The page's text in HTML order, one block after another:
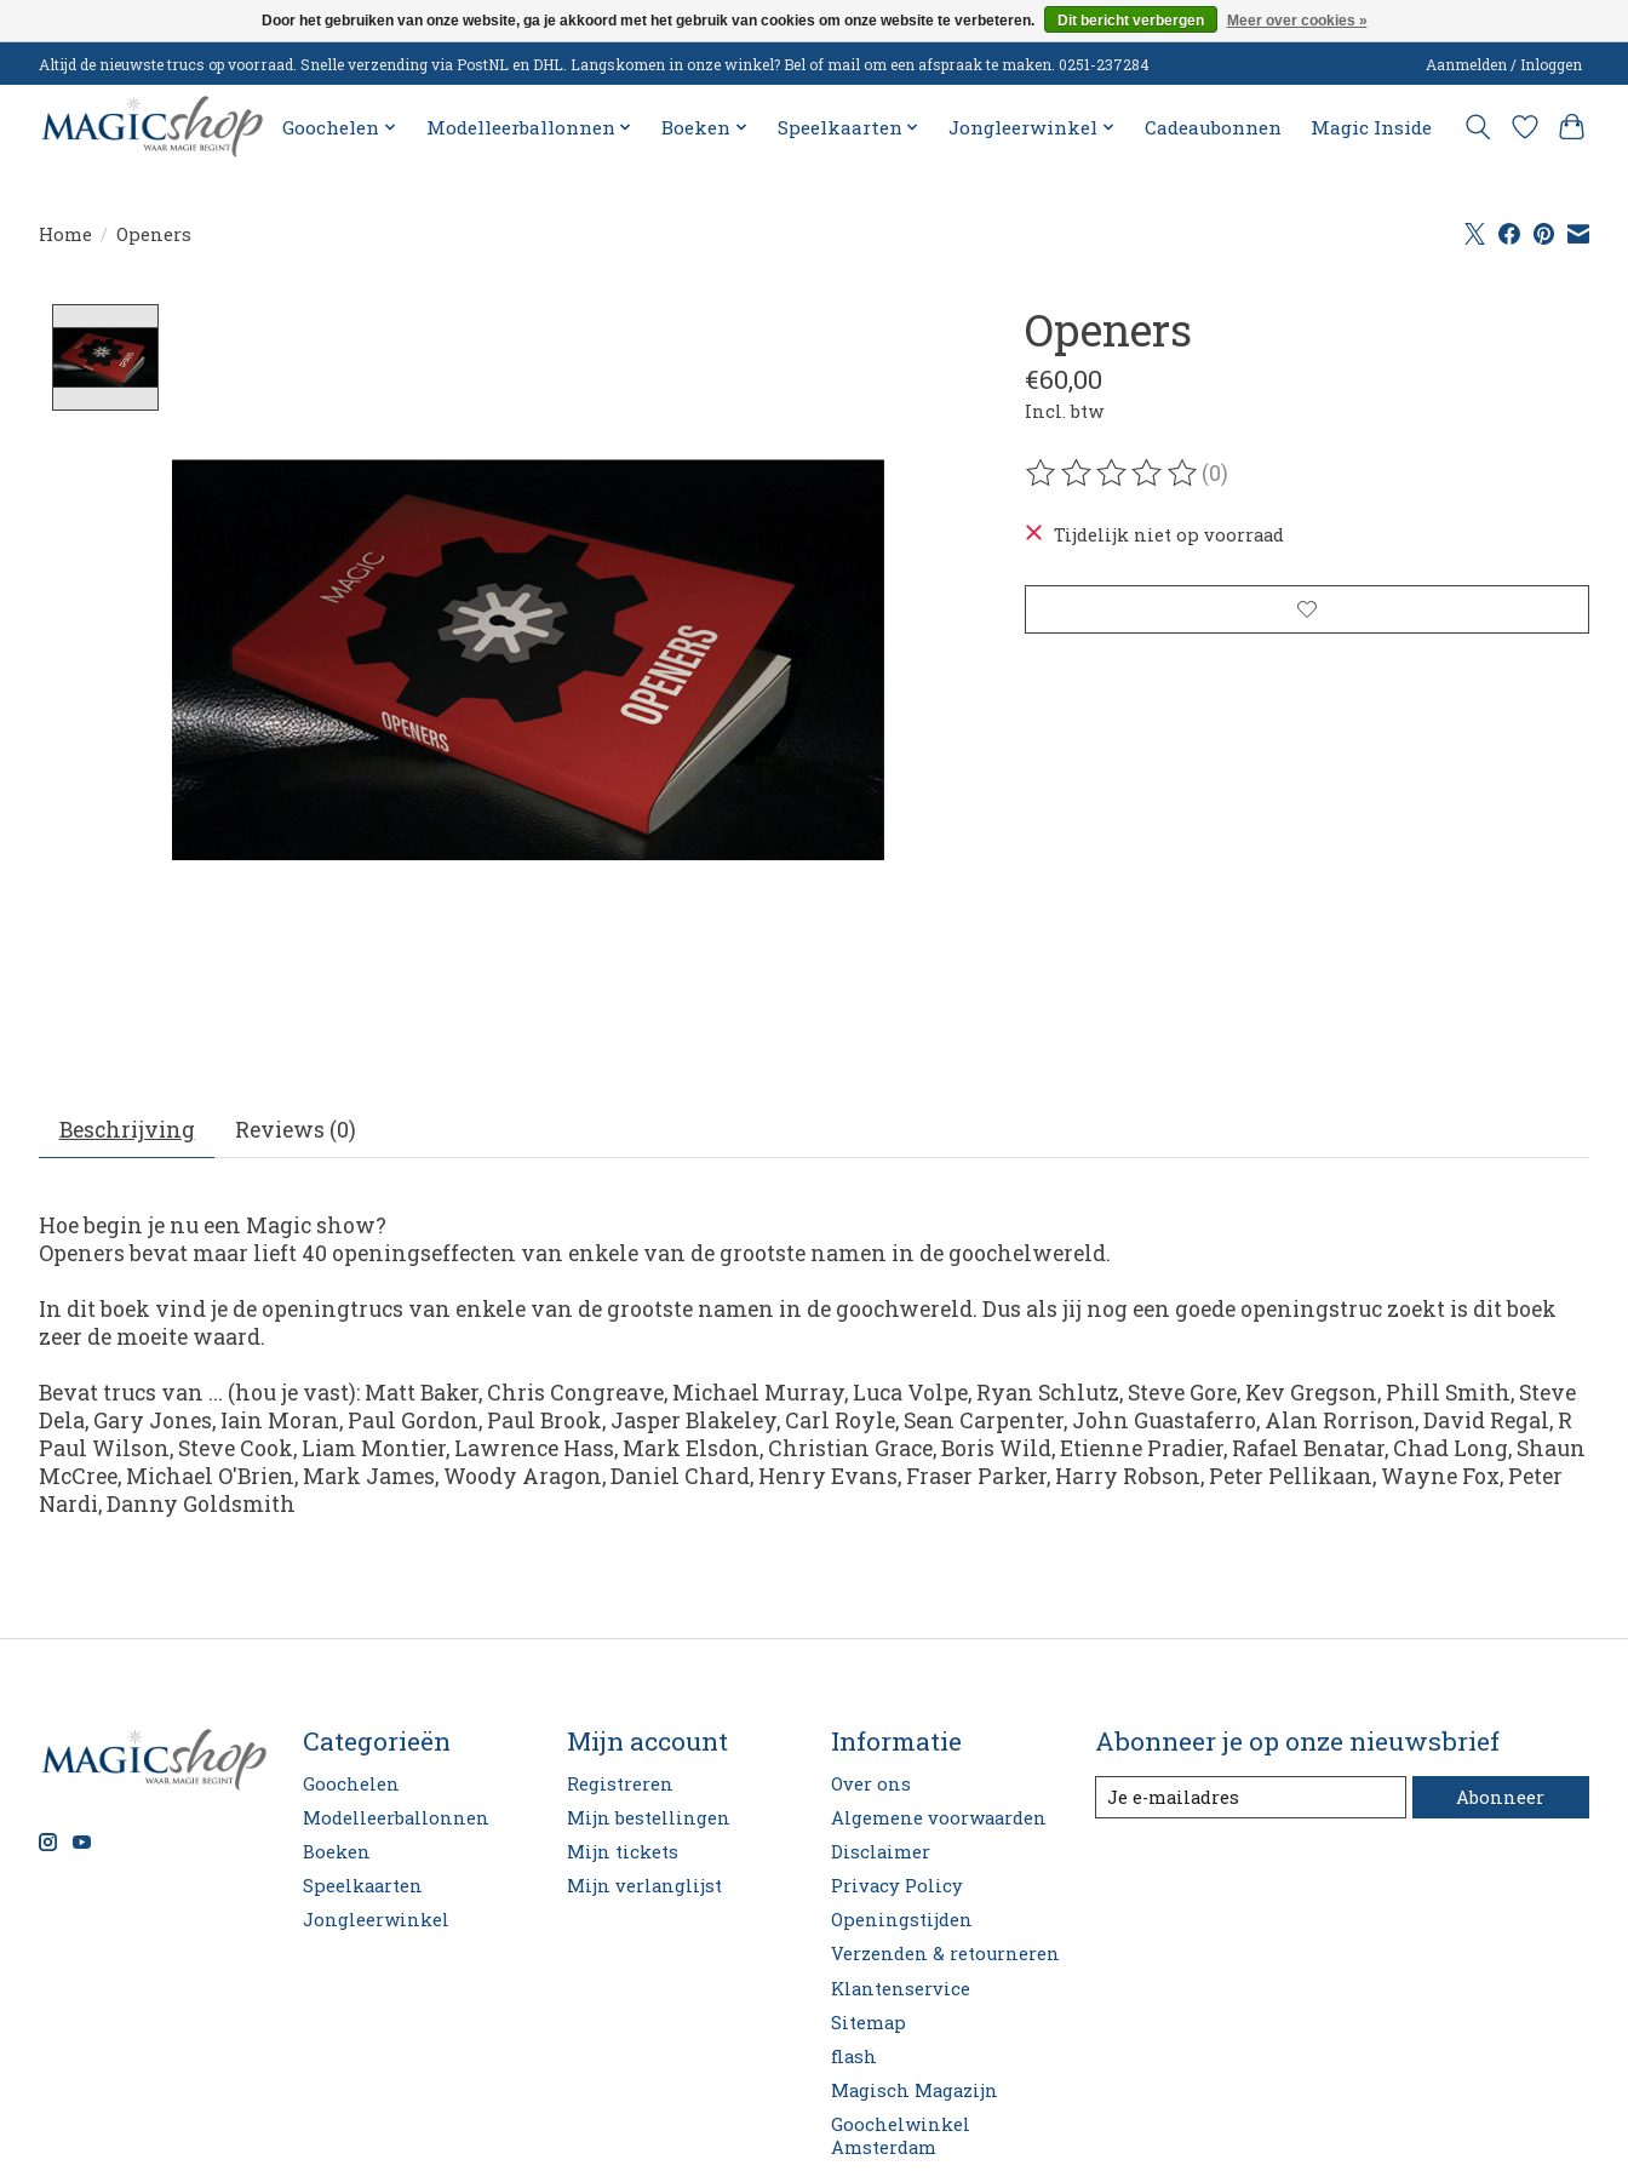
Altijd de nieuwste trucs op voorraad. Snelle verzending via PostNL en DHL. Langskomen in onze winkel? Bel of mail om een afspraak te maken. 0251-237284 Aanmelden / Inloggen
Goochelen Modelleerballonnen Boeken Speelkaarten Jongleerwinkel Cadeaubonnen Magic Inside
Home / Openers
Openers
€60,00
Incl. btw
De beoordeling van dit product is
(0)
Tijdelijk niet op voorraad
Beschrijving Reviews (0)
Hoe begin je nu een Magic show?
Openersbevat maar lieft 40 openingseffecten van enkele van de grootste namen in de goochelwereld.
In dit boek vind je de openingtrucs van enkele van de grootste namen in de goochwereld. Dus als jij nog een goede openingstruc zoekt is dit boek
zeer de moeite waard.
Bevat trucs van ... (hou je vast): Matt Baker, Chris Congreave, Michael Murray, Luca Volpe, Ryan Schlutz, Steve Gore, Kev Gregson, Phill Smith, Steve
Dela, Gary Jones, Iain Moran, Paul Gordon, Paul Brook, Jasper Blakeley, Carl Royle, Sean Carpenter, John Guastaferro, Alan Rorrison, David Regal, R
Paul Wilson, Steve Cook, Liam Montier, Lawrence Hass, Mark Elsdon, Christian Grace, Boris Wild, Etienne Pradier, Rafael Benatar, Chad Long, Shaun
McCree, Michael O'Brien, Mark James, Woody Aragon, Daniel Chard, Henry Evans, Fraser Parker, Harry Robson, Peter Pellikaan, Wayne Fox, Peter
Nardi, Danny Goldsmith
Categorieën
Goochelen
Modelleerballonnen
Boeken
Speelkaarten
Jongleerwinkel
Mijn account
Registreren
Mijn bestellingen
Mijn tickets
Mijn verlanglijst
Informatie
Over ons
Algemene voorwaarden
Disclaimer
Privacy Policy
Openingstijden
Verzenden & retourneren
Klantenservice
Sitemap
flash
Magisch Magazijn
Goochelwinkel
Amsterdam
Abonneer je op onze nieuwsbrief
Abonneer
Door het gebruiken van onze website, ga je akkoord met het gebruik van cookies om onze website te verbeteren. Dit bericht verbergen Meer over cookies »